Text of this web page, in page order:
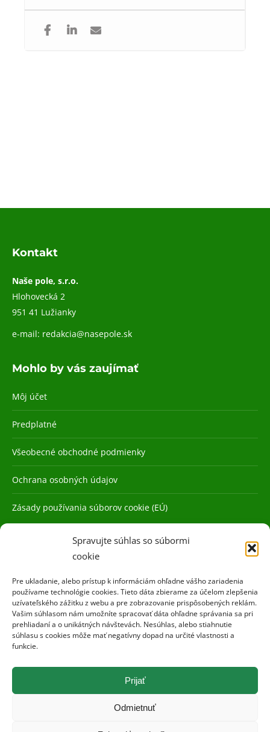
Spravujte súhlas so súbormi
cookie
Pre ukladanie, alebo prístup k informáciám ohľadne vášho zariadenia
používame technológie cookies. Tieto dáta zbierame za účelom zlepšenia
uzívateľského zážitku z webu a pre zobrazovanie prispôsobených reklám.
Vašim súhlasom nám umožníte spracovať dáta ohľadne správania sa pri
prehliadaní a o unikátných návštevách. Nesúhlas, alebo stiahnutie
súhlasu s cookies môže mať negatívny dopad na určité vlastnosti a
funkcie.
Prijať
Odmietnuť
Kontakt
Naše pole, s.r.o.
Hlohovecká 2
951 41 Lužianky
e-mail: redakcia@nasepole.sk
Mohlo by vás zaujímať
Môj účet
Predplatné
Všeobecné obchodné podmienky
Ochrana osobných údajov
Zásady používania súborov cookie (EÚ)